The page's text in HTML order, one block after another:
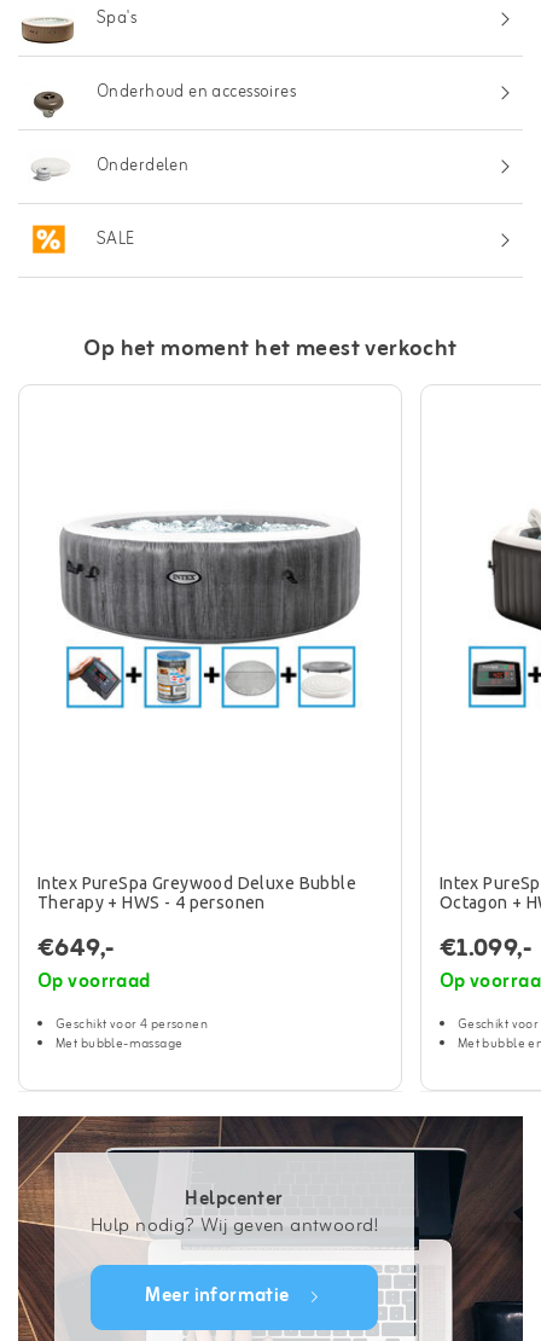
Spa's
Onderhoud en accessoires
Onderdelen
SALE
Op het moment het meest verkocht
Intex PureSpa Greywood Deluxe Bubble
Therapy + HWS - 4 personen
€649,-
Op voorraad
Geschikt voor 4 personen
Met bubble-massage
Intex
Octagon +
€1.099,-
Op
Geschikt
Met bubble
Helpcenter
Hulp nodig? Wij geven antwoord!
Meer informatie